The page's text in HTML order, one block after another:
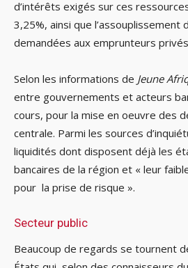
d’intérêts exigés sur ces
3,25%, ainsi que l’assouplissement
demandées aux emprunteurs
Selon les informations de Jeune
entre gouvernements et acteurs
cours, pour la mise en oeuvre des
centrale. Parmi les sources
liquidités dont disposent déjà les
bancaires de la région et « leur
pour la prise de risque ».
Secteur public
Beaucoup de regards se tournent